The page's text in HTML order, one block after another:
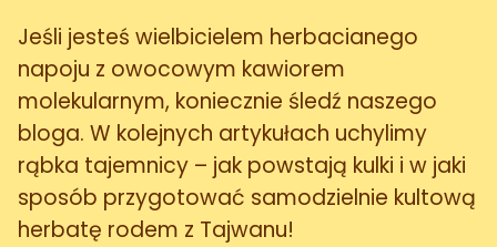
Jeśli jesteś wielbicielem herbacianego
napoju z owocowym kawiorem
molekularnym, koniecznie śledź naszego
bloga. W kolejnych artykułach uchylimy
rąbka tajemnicy – jak powstają kulki i w jaki
sposób przygotować samodzielnie kultową
herbatę rodem z Tajwanu!